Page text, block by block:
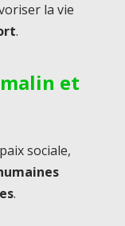
la vie
.
et
sociale,
.